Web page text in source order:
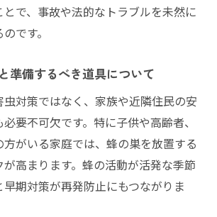
で、事故や法的なトラブルを未然に
です。
準備するべき道具について
対策ではなく、家族や近隣住民の安
要不可欠です。特に子供や高齢者、
がいる家庭では、蜂の巣を放置する
が高まります。蜂の活動が活発な季節
期対策が再発防止にもつながりま